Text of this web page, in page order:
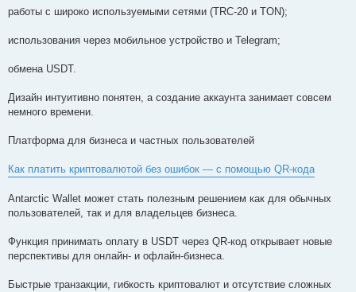
работы с широко используемыми сетями (TRC-20 и TON);
использования через мобильное устройство и Telegram;
обмена USDT.
Дизайн интуитивно понятен, а создание аккаунта занимает совсем
немного времени.
Платформа для бизнеса и частных пользователей
Как платить криптовалютой без ошибок — с помощью QR-кода
Antarctic Wallet может стать полезным решением как для обычных
пользователей, так и для владельцев бизнеса.
Функция принимать оплату в USDT через QR-код открывает новые
перспективы для онлайн- и офлайн-бизнеса.
Быстрые транзакции, гибкость криптовалют и отсутствие сложных